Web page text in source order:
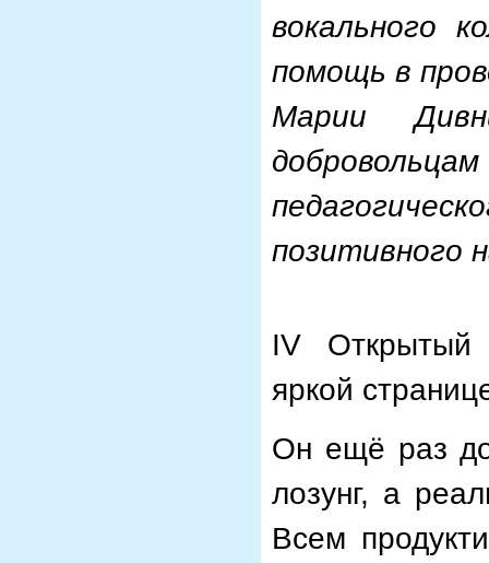
вокального
помощь в
Марии
позитивного
IV Открытый
яркой
Он ещё раз
лозунг, а
Всем